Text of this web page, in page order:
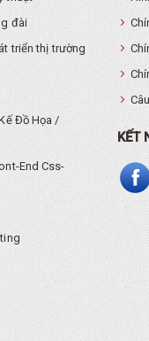
đài
triển thị trường
Đồ Họa /
End Css-
KẾT